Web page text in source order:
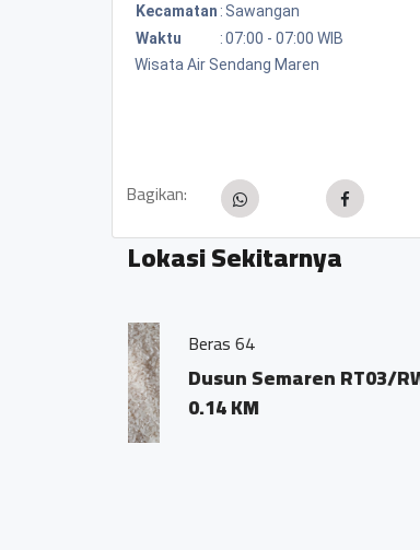
Kecamatan : Sawangan
Waktu
:07:00 - 07:00 WIB
Wisata Air Sendang Maren
Bagikan:
Lokasi Sekitarnya
Jl.